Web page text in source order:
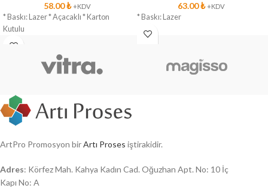
58.00₺ +KDV
* Baskı: Lazer * Açacaklı * Karton
Kutulu
63.00₺ +KDV
* Baskı: Lazer
ArtPro Promosyon birArtı Proses iştirakidir.
Adres: Körfez Mah. Kahya Kadın Cad. Oğuzhan Apt. No: 10 İç
Kapı No: A